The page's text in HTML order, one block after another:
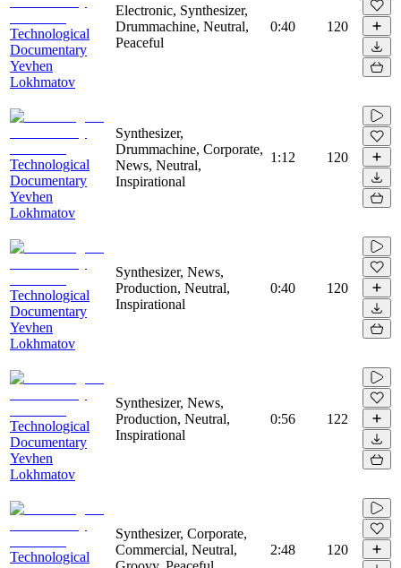
Technological
Documentary
Yevhen
Lokhmatov
Electronic, Synthesizer,
Drummachine, Neutral,
Peaceful
0:40 120
Technological
Documentary
Yevhen
Lokhmatov
Synthesizer,
Drummachine, Corporate,
News, Neutral,
Inspirational
1:12 120
Technological
Documentary
Yevhen
Lokhmatov
Synthesizer, News,
Production, Neutral,
Inspirational
0:40 120
Technological
Documentary
Yevhen
Lokhmatov
Synthesizer, News,
Production, Neutral,
Inspirational
0:56 122
Technological
Synthesizer, Corporate,
Commercial, Neutral,
2:48 120